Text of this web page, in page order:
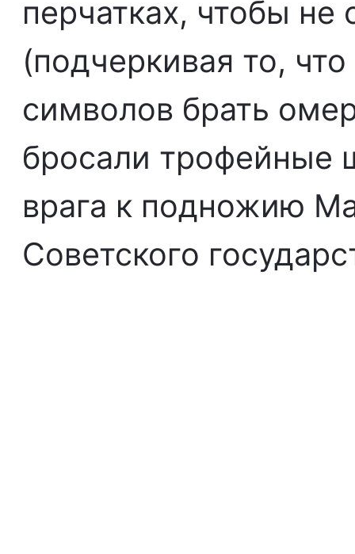
перчатках, чтобы не
(подчеркивая то,
символов брать
бросали трофейные
врага к подножию
Советского